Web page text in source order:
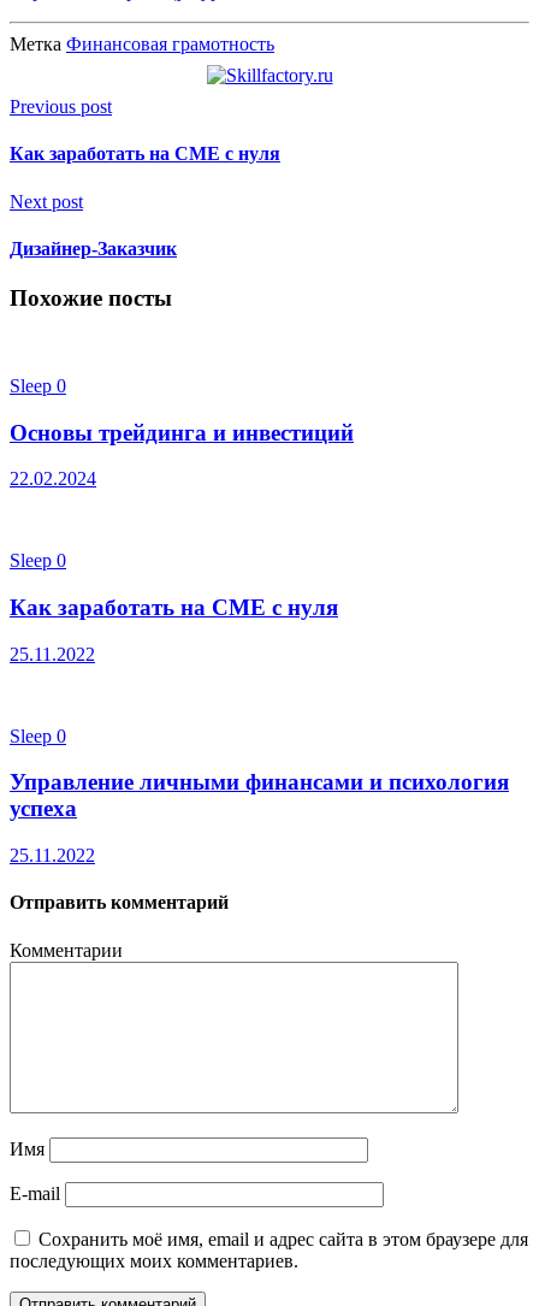
Метка Финансовая грамотность
Previous post
Как заработать на СМЕ с нуля
Next post
Дизайнер-Заказчик
Похожие посты
Sleep 0
Основы трейдинга и инвестиций
22.02.2024
Sleep 0
Как заработать на СМЕ с нуля
25.11.2022
Sleep 0
Управление личными финансами и психология
успеха
25.11.2022
Отправить комментарий
Комментарии
Имя
E-mail
Сохранить моё имя, email и адрес сайта в этом браузере для
последующих моих комментариев.